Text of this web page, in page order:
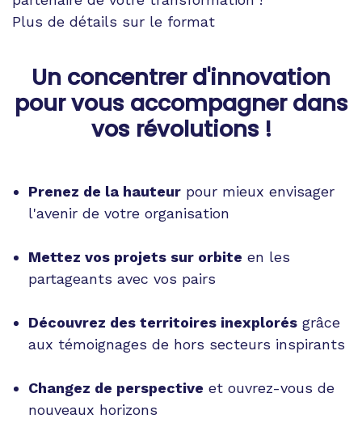
Plus de détails sur le format
Un concentrer d'innovation
pour vous accompagner dans
vos révolutions !
Prenez de la hauteur pour mieux envisager
l'avenir de votre organisation
Mettez vos projets sur orbite en les
partageants avec vos pairs
Découvrez des territoires inexplorés grâce
aux témoignages de hors secteurs inspirants
Changez de perspective et ouvrez-vous de
nouveaux horizons